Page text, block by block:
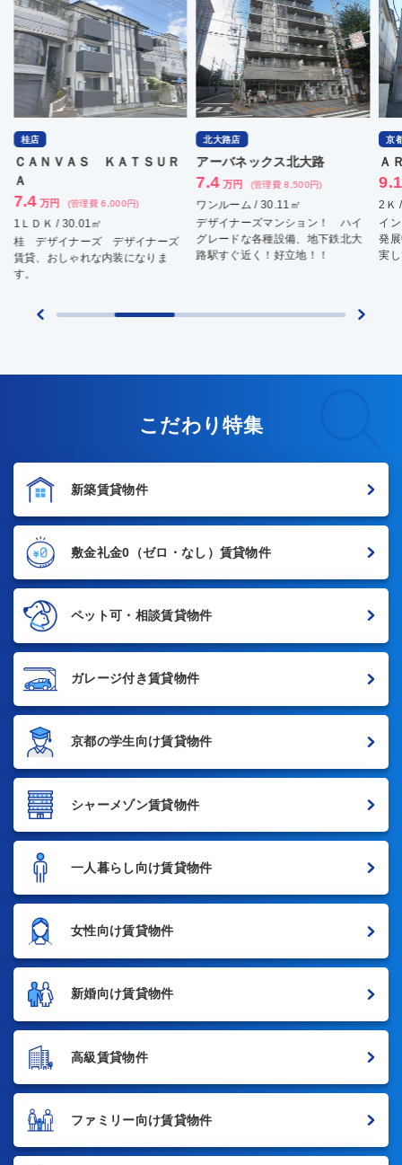
桂店
ＣＡＮＶＡＳ ＫＡＴＳＵＲ
Ａ
7.4 万円 (管理費 6,000円)
1ＬＤＫ / 30.01㎡
桂 デザイナーズ デザイナーズ
賃貸、おしゃれな内装になりま
す。
北大路店
アーバネックス北大路
7.4 万円 (管理費 8,500円)
ワンルーム / 30.11㎡
デザイナーズマンション！ ハイ
グレードな各種設備、地下鉄北大
路駅すぐ近く！好立地！！
京
Ａ
9.1
2Ｋ
イ
発
実
こだわり特集
新築賃貸物件
敷金礼金0 （ゼロ・なし）賃貸物件
ペット可・相談賃貸物件
ガレージ付き賃貸物件
京都の学生向け賃貸物件
シャーメゾン賃貸物件
一人暮らし向け賃貸物件
女性向け賃貸物件
新婚向け賃貸物件
高級賃貸物件
ファミリー向け賃貸物件